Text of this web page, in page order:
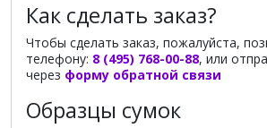
Как сделать заказ?
Чтобы сделать заказ, пожалуйста,
телефону: 8 (495) 768-00-88, или
через форму обратной связи
Образцы сумок